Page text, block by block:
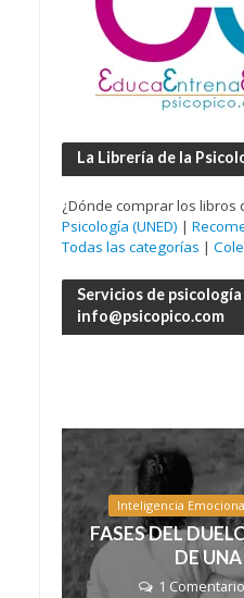
La Librería de la
¿Dónde comprar los libros
Psicología (UNED) |
Todas las categorías |
Servicios de
info@psicopico.com
Inteligencia
FASES DEL
DE
1 Comentario